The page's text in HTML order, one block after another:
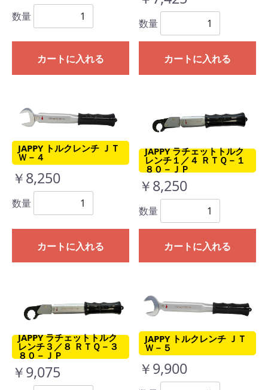
数量
カートに入れる
数量
カートに入れる
JAPPY トルクレンチ ＪＴ
Ｗ－４
￥8,250
数量
カートに入れる
JAPPY ラチェットトルク
レンチ１／４ ＲＴＱ－１
８０－ＪＰ
￥8,250
数量
カートに入れる
JAPPY ラチェットトルク
レンチ３／８ ＲＴＱ－３
８０－ＪＰ
￥9,075
JAPPY トルクレンチ ＪＴ
Ｗ－５
￥9,900